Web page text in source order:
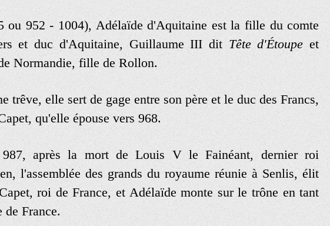
ou 952-1004),Adélaïde d'Aquitaineest la fille du comte
et duc d'Aquitaine,Guillaume III dit Tête d'Étoupe et
Normandie,fille de Rollon.
trêve,elle sert de gage entre son père et le duc des Francs,
qu'elle épouse vers 968.
987,après la mort de Louis V le Fainéant,dernier roi
,l'assemblée des grands du royaume réunie à Senlis,élit
,roi de France,et Adélaïde monte sur le trône en tant
de France.